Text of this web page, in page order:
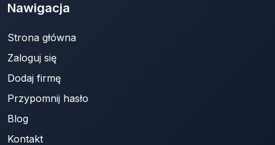
Nawigacja
Strona główna
Zaloguj się
Dodaj firmę
Przypomnij hasło
Blog
Kontakt